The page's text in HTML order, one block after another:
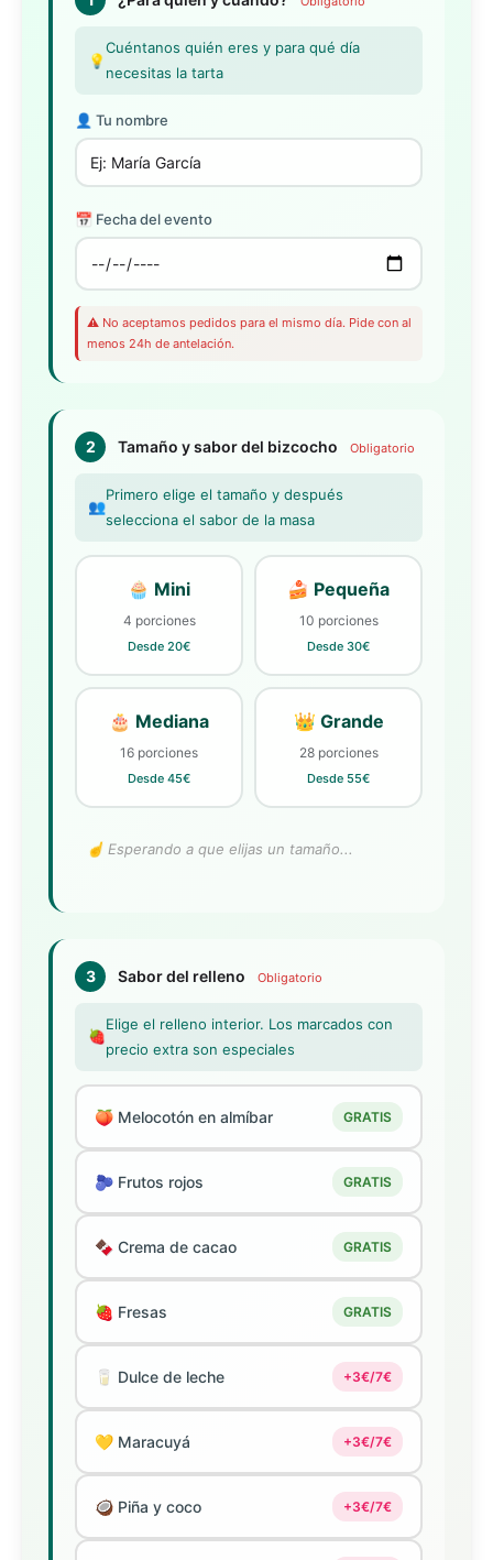
💡
Cuéntanos quién eres y para qué día
necesitas la tarta
👤 Tu nombre
📅 Fecha del evento
⚠️ No aceptamos pedidos para el mismo día. Pide con al
menos 24h de antelación.
2 Tamaño y sabor del bizcocho Obligatorio
👥
Primero elige el tamaño y después
selecciona el sabor de la masa
🧁 Mini
4 porciones
Desde 20€
🍰 Pequeña
10 porciones
Desde 30€
🎂 Mediana
16 porciones
Desde 45€
👑 Grande
28 porciones
Desde 55€
☝️ Esperando a que elijas un tamaño...
3 Sabor del relleno Obligatorio
🍓
Elige el relleno interior. Los marcados con
precio extra son especiales
🍑 Melocotón en almíbar GRATIS
🫐 Frutos rojos GRATIS
🍫 Crema de cacao GRATIS
🍓 Fresas GRATIS
🥛 Dulce de leche +3€/7€
💛 Maracuyá +3€/7€
🥥 Piña y coco +3€/7€